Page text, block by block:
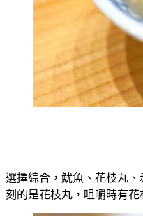
選擇綜合，魷魚、花枝丸
刻的是花枝丸，咀嚼時有花